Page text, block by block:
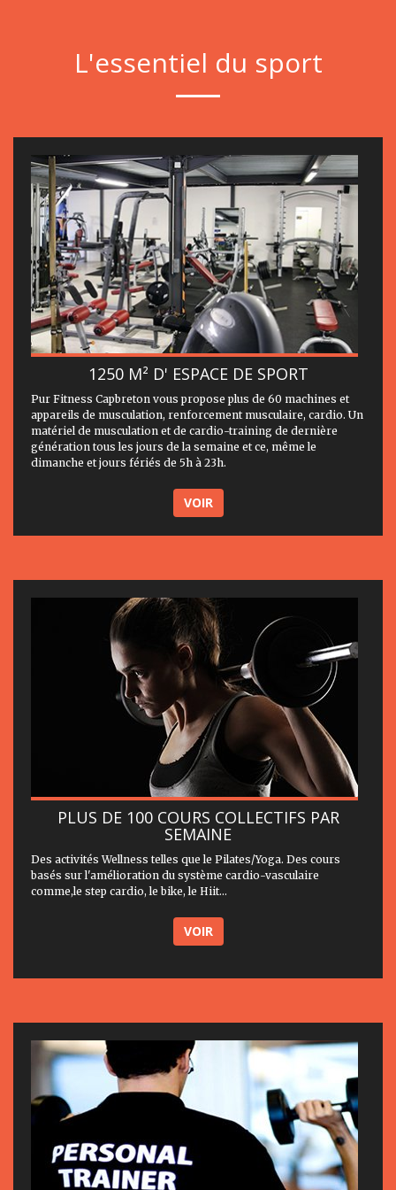
L'essentiel du sport
1250 M² D' ESPACE DE SPORT
Pur Fitness Capbreton vous propose plus de 60 machines et
appareils de musculation, renforcement musculaire, cardio. Un
matériel de musculation et de cardio-training de dernière
génération tous les jours de la semaine et ce, même le
dimanche et jours fériés de 5h à 23h.
VOIR
PLUS DE 100 COURS COLLECTIFS PAR
SEMAINE
Des activités Wellness telles que le Pilates/Yoga. Des cours
basés sur l'amélioration du système cardio-vasculaire
comme,le step cardio, le bike, le Hiit...
VOIR